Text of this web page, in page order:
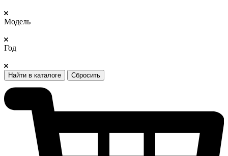
Модель
Год
Найти в каталоге Сбросить